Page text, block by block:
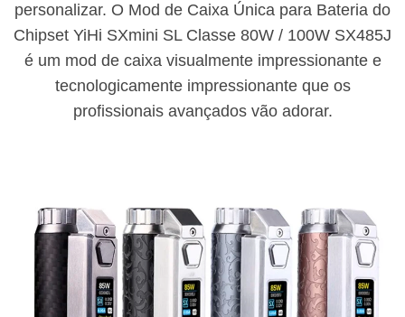
personalizar. O Mod de Caixa Única para Bateria do
Chipset YiHi SXmini SL Classe 80W / 100W SX485J
é um mod de caixa visualmente impressionante e
tecnologicamente impressionante que os
profissionais avançados vão adorar.